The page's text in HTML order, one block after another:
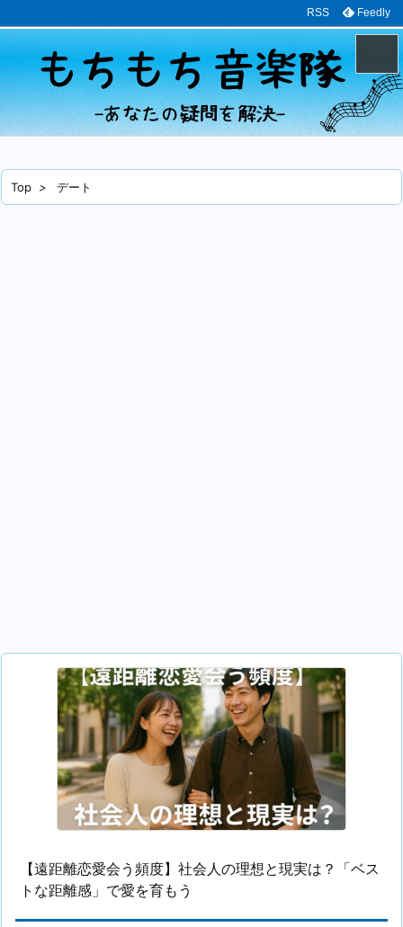
メニュ
RSS Feedly
Top > デート
【遠距離恋愛会う頻度】社会人の理想と現実は？「ベス
トな距離感」で愛を育もう